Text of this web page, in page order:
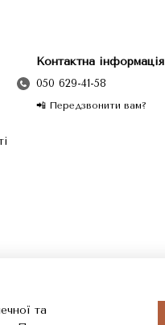
Контактна інформація
050 629-41-58
📲 Передзвонити вам?
та